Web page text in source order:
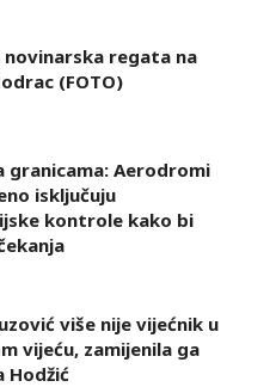
novinarska regata na
(FOTO)
granicama: Aerodromi
isključuju
kontrole kako bi
više nije vijećnik u
vijeću, zamijenila ga
Hodžić